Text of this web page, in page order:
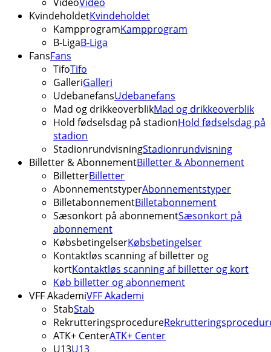
KvindeholdetKvindeholdet
KampprogramKampprogram
B-LigaB-Liga
FansFans
TifoTifo
GalleriGalleri
UdebanefansUdebanefans
Mad og drikkeoverblikMad og drikkeoverblik
Hold fødselsdag på stadionHold fødselsdag på
stadion
StadionrundvisningStadionrundvisning
Billetter & AbonnementBilletter & Abonnement
BilletterBilletter
AbonnementstyperAbonnementstyper
BilletabonnementBilletabonnement
Sæsonkort på abonnementSæsonkort på
abonnement
KøbsbetingelserKøbsbetingelser
Kontaktløs scanning af billetter og
kortKontaktløs scanning af billetter og kort
Køb billetter og abonnement
VFF AkademiVFF Akademi
StabStab
Rekrutteringsprocedure
ATK+ CenterATK+ Center
U13U13